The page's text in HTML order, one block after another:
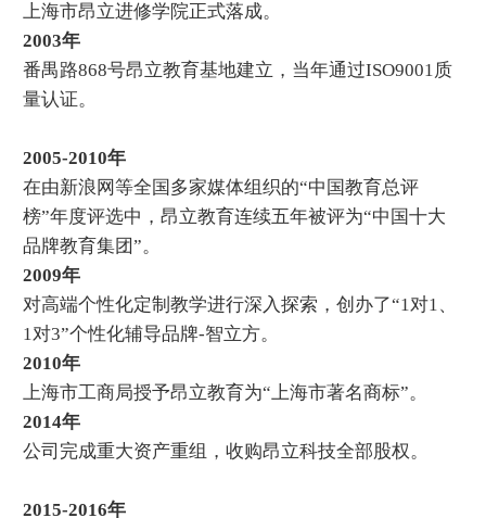
上海市昂立进修学院正式落成。
2003年
番禺路868号昂立教育基地建立，当年通过ISO9001质
量认证。
2005-2010年
在由新浪网等全国多家媒体组织的“中国教育总评
榜”年度评选中，昂立教育连续五年被评为“中国十大
品牌教育集团”。
2009年
对高端个性化定制教学进行深入探索，创办了“1对1、
1对3”个性化辅导品牌-智立方。
2010年
上海市工商局授予昂立教育为“上海市著名商标”。
2014年
公司完成重大资产重组，收购昂立科技全部股权。
2015-2016年